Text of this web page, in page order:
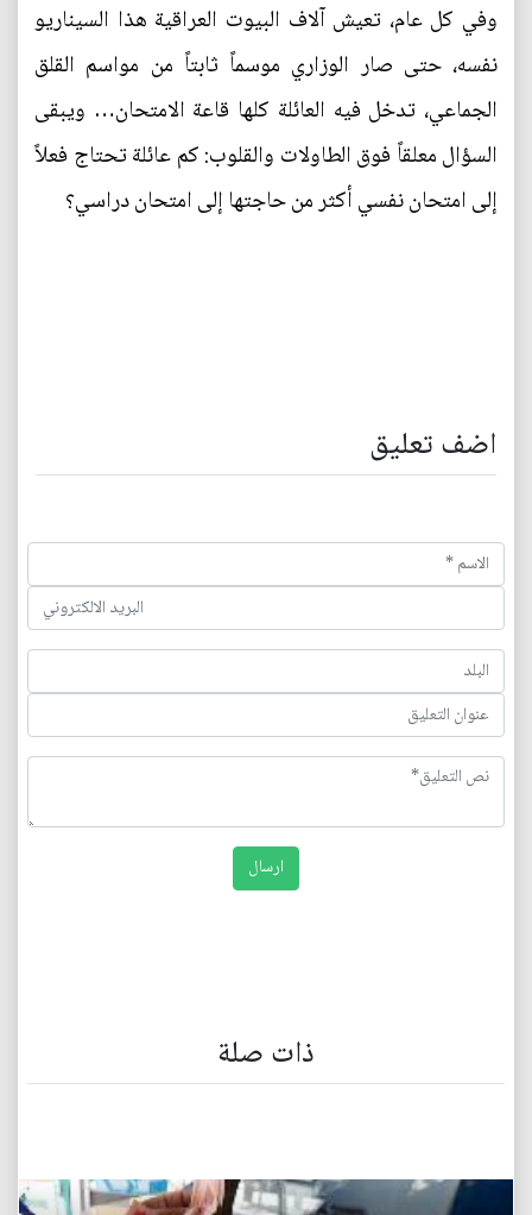
وفي كل عام، تعيش آلاف البيوت العراقية هذا السيناريو
نفسه، حتى صار الوزاري موسماً ثابتاً من مواسم القلق
الجماعي، تدخل فيه العائلة كلها قاعة الامتحان… ويبقى
السؤال معلقاً فوق الطاولات والقلوب: كم عائلة تحتاج فعلاً
إلى امتحان نفسي أكثر من حاجتها إلى امتحان دراسي؟
اضف تعليق
ذات صلة